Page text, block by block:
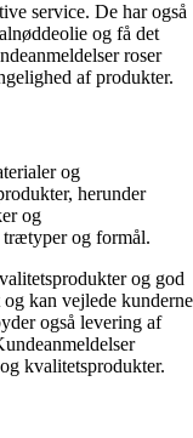
service. De har også
og få det
roser
af produkter.
og
herunder
og
trætyper og formål.
og god
kan vejlede kunderne
også levering af
kvalitetsprodukter.